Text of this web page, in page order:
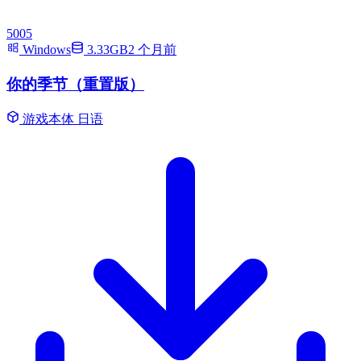
5005
Windows
3.33GB2 个月前
你的季节（重置版）
游戏本体 日语